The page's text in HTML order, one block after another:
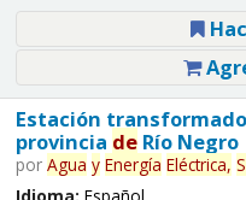
Estación
provincia deRío Negro
por Agua y Energía Eléctrica,